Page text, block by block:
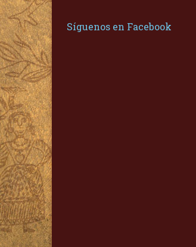
Síguenos en Facebook